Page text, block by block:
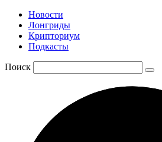
Новости
Лонгриды
Крипториум
Подкасты
Поиск